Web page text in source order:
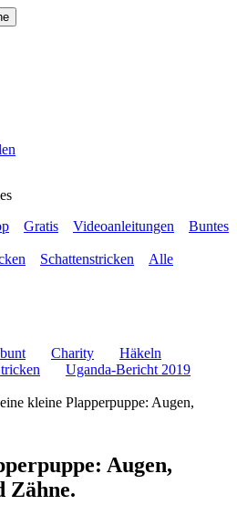
Gratis Videoanleitungen Buntes
Schattenstricken
Alle
Charity
Häkeln
Uganda-Bericht 2019
kleine Plapperpuppe: Augen,
Augen,
Zähne.